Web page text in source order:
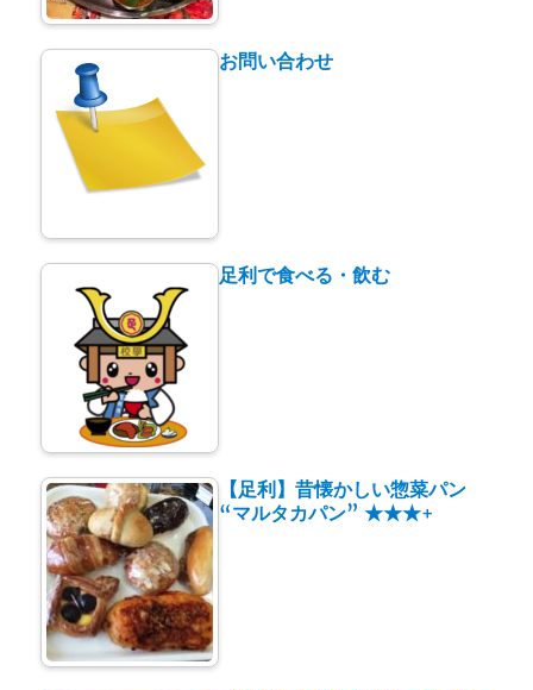
お問い合わせ
足利で食べる・飲む
【足利】昔懐かしい惣菜パン
“マルタカパン” ★★★+